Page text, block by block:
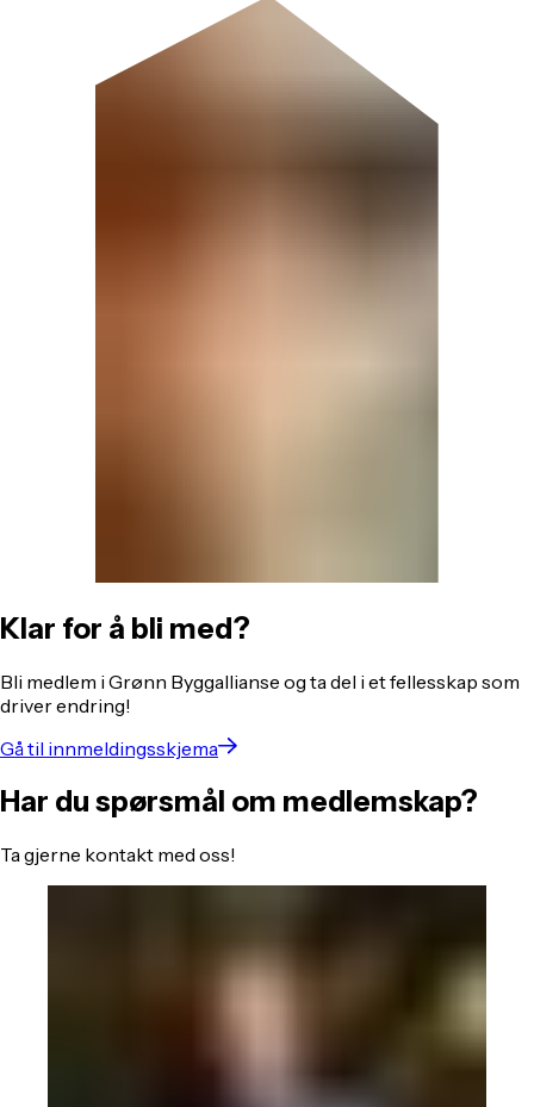
Klar for å bli med?
Bli medlem i Grønn Byggallianse og ta del i et fellesskap som
driver endring!
Gå til innmeldingsskjema
Har du spørsmål om medlemskap?
Ta gjerne kontakt med oss!